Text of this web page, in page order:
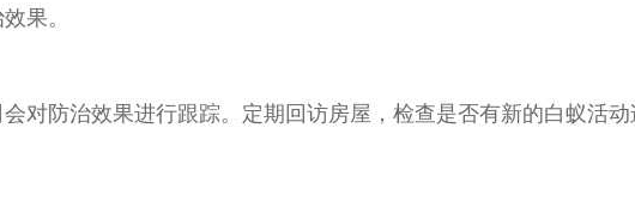
果。
对防治效果进行跟踪。定期回访房屋，检查是否有新的白蚁活